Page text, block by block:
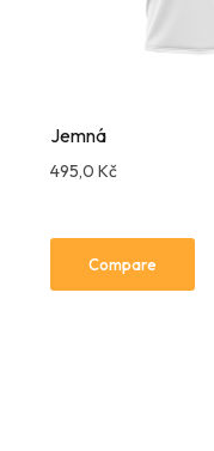
Jemná
495,0Kč
Compare